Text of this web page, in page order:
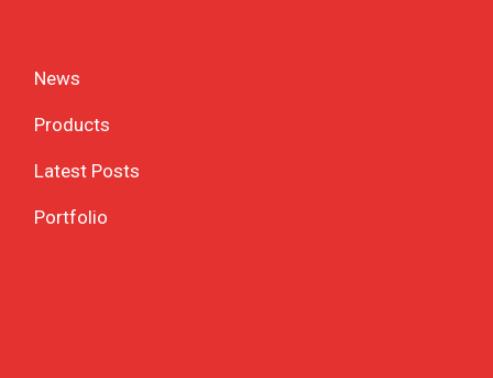
News
Products
Latest Posts
Portfolio